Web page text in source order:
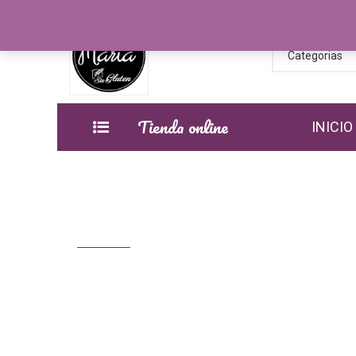
Categorias
Tienda online INICIO